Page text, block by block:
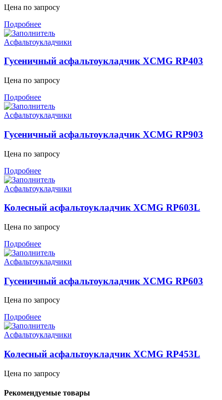
Цена по запросу
Подробнее
Асфальтоукладчики
Гусеничный асфальтоукладчик XCMG RP403
Цена по запросу
Подробнее
Асфальтоукладчики
Гусеничный асфальтоукладчик XCMG RP903
Цена по запросу
Подробнее
Асфальтоукладчики
Колесный асфальтоукладчик XCMG RP603L
Цена по запросу
Подробнее
Асфальтоукладчики
Гусеничный асфальтоукладчик XCMG RP603
Цена по запросу
Подробнее
Асфальтоукладчики
Колесный асфальтоукладчик XCMG RP453L
Цена по запросу
Рекомендуемые товары